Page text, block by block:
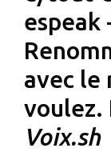
espeak
avec le
voulez.
Voix.sh